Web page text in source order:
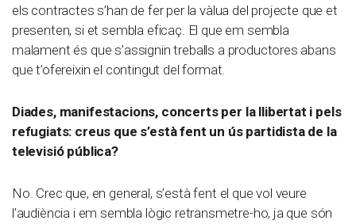
els contractes s’han de fer per la vàlua del projecte que et
presenten, si et sembla eficaç. El que em sembla
malament és que s’assignin treballs a productores abans
que t’ofereixin el contingut del format.
Diades, manifestacions, concerts per la llibertat i pels
refugiats: creus que s’està fent un ús partidista de la
televisió pública?
No. Crec que, en general, s’està fent el que vol veure
l’audiència i em sembla lògic retransmetre-ho, ja que són